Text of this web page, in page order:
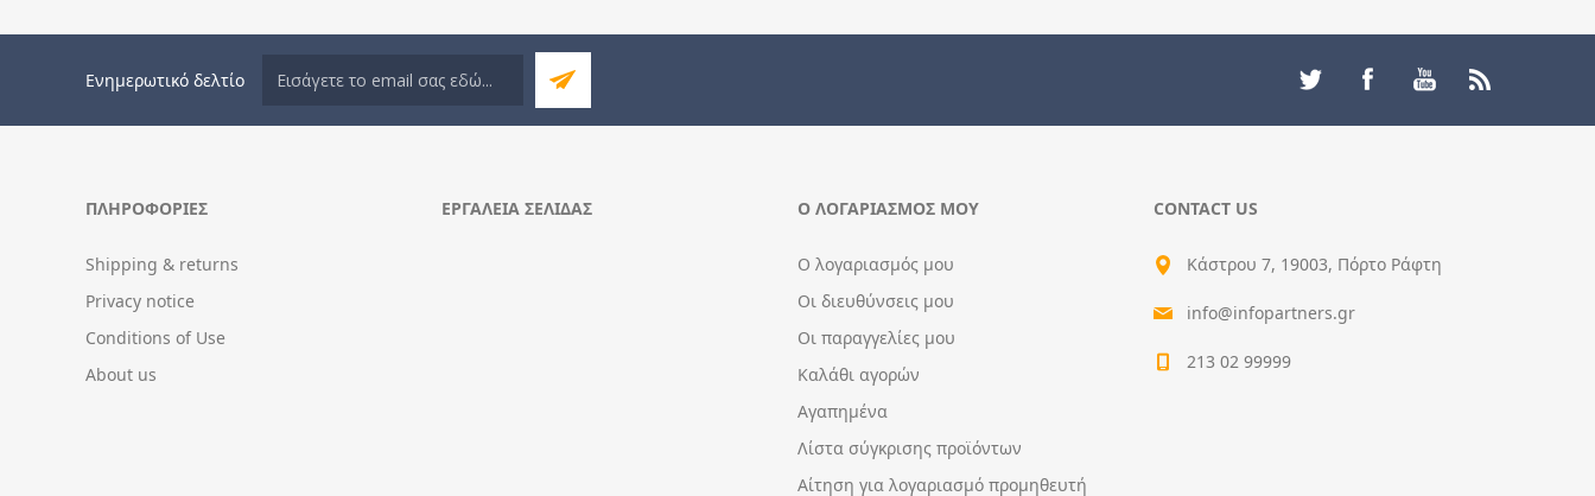
Ενημερωτικό δελτίο
ΠΛΗΡΟΦΟΡΊΕΣ
Shipping & returns
Privacy notice
Conditions of Use
About us
ΕΡΓΑΛΕΊΑ ΣΕΛΊΔΑΣ Ο ΛΟΓΑΡΙΑΣΜΌΣ ΜΟΥ
Ο λογαριασμός μου
Οι διευθύνσεις μου
Οι παραγγελίες μου
Καλάθι αγορών
Αγαπημένα
Λίστα σύγκρισης προϊόντων
Αίτηση για λογαριασμό προμηθευτή
CONTACT US
Κάστρου 7, 19003, Πόρτο Ράφτη
info@infopartners.gr
213 02 99999